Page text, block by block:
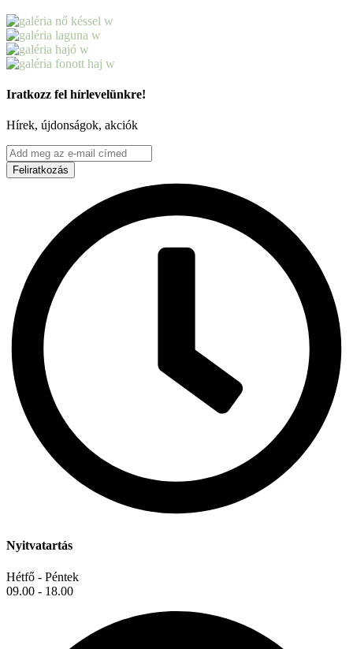
Iratkozz fel hírlevelünkre!
Hírek, újdonságok, akciók
Feliratkozás
Nyitvatartás
Hétfő - Péntek
09.00 - 18.00